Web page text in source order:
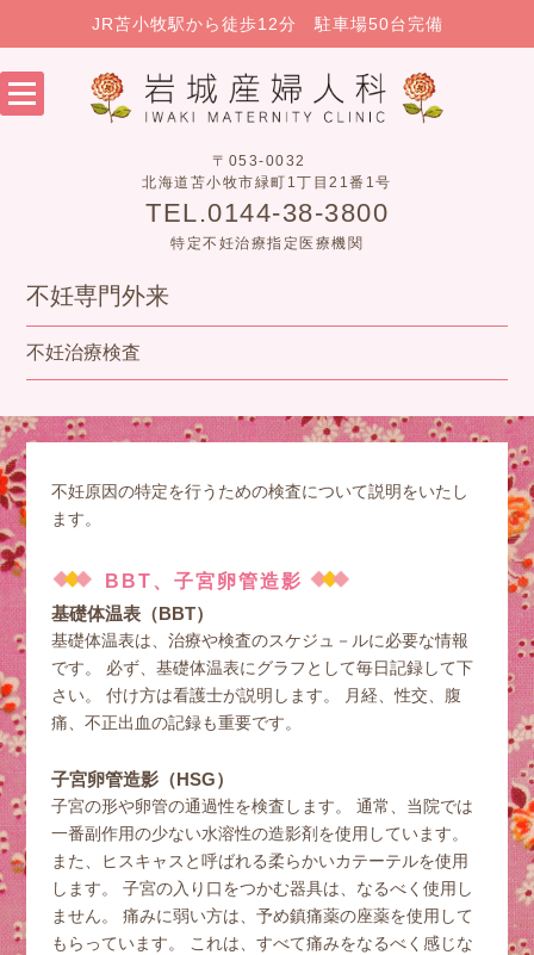
JR苫小牧駅から徒歩12分 駐車場50台完備
〒053-0032
北海道苫小牧市緑町1丁目21番1号
TEL.0144-38-3800
特定不妊治療指定医療機関
不妊専門外来
不妊治療検査
不妊原因の特定を行うための検査について説明をいたし
ます。
BBT、子宮卵管造影
基礎体温表（BBT）
基礎体温表は、治療や検査のスケジュ－ルに必要な情報
です。 必ず、基礎体温表にグラフとして毎日記録して下
さい。 付け方は看護士が説明します。 月経、性交、腹
痛、不正出血の記録も重要です。
子宮卵管造影（HSG）
子宮の形や卵管の通過性を検査します。 通常、当院では
一番副作用の少ない水溶性の造影剤を使用しています。
また、ヒスキャスと呼ばれる柔らかいカテーテルを使用
します。 子宮の入り口をつかむ器具は、なるべく使用し
ません。 痛みに弱い方は、予め鎮痛薬の座薬を使用して
もらっています。 これは、すべて痛みをなるべく感じな